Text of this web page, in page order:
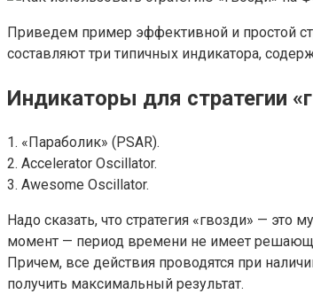
Приведем пример эффективной и простой
составляют три типичных индикатора,
Индикаторы для стратегии
1. «Параболик» (PSAR).
2. Accelerator Oscillator.
3. Awesome Oscillator.
Надо сказать, что стратегия «гвозди» —
момент — период времени не имеет
Причем, все действия проводятся при
получить максимальный результат.